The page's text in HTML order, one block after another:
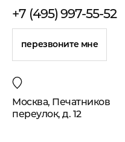
+7 (495) 997-55-52
перезвоните мне
Москва, Печатников
переулок, д. 12